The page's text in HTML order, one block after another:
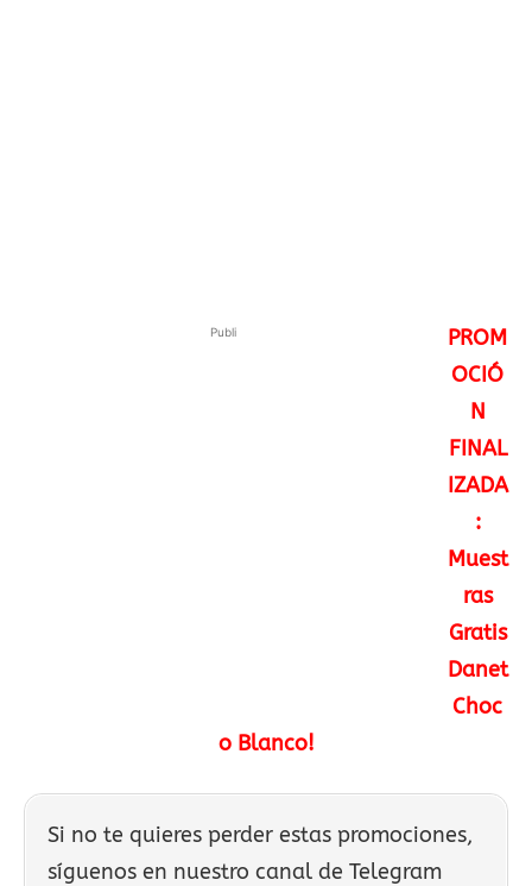
Publi
PROM
OCIÓ
N
FINAL
IZADA
:
Muest
ras
Gratis
Danet
Choc
o Blanco!
Si no te quieres perder estas promociones,
síguenos en nuestro canal de Telegram